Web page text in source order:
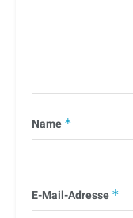
Name *
E-Mail-Adresse *